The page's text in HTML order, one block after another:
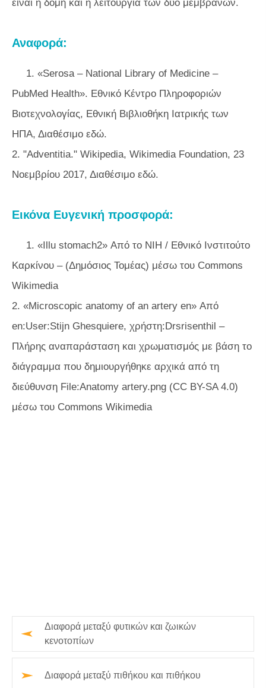
είναι η δομή και η λειτουργία των δύο μεμβρανών.
Αναφορά:
1. «Serosa – National Library of Medicine –
PubMed Health». Εθνικό Κέντρο Πληροφοριών
Βιοτεχνολογίας, Εθνική Βιβλιοθήκη Ιατρικής των
ΗΠΑ, Διαθέσιμο εδώ.
2. "Adventitia." Wikipedia, Wikimedia Foundation, 23
Νοεμβρίου 2017, Διαθέσιμο εδώ.
Εικόνα Ευγενική προσφορά:
1. «Illu stomach2» Από το NIH / Εθνικό Ινστιτούτο
Καρκίνου – (Δημόσιος Τομέας) μέσω του Commons
Wikimedia
2. «Microscopic anatomy of an artery en» Από
en:User:Stijn Ghesquiere, χρήστη:Drsrisenthil –
Πλήρης αναπαράσταση και χρωματισμός με βάση το
διάγραμμα που δημιουργήθηκε αρχικά από τη
διεύθυνση File:Anatomy artery.png (CC BY-SA 4.0)
μέσω του Commons Wikimedia
Διαφορά μεταξύ φυτικών και ζωικών
κενοτοπίων
Διαφορά μεταξύ πιθήκου και πιθήκου